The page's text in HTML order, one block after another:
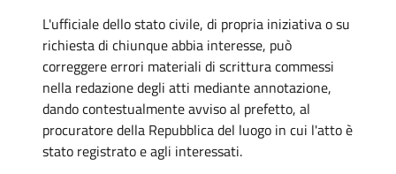
L'ufficiale dello stato civile, di propria iniziativa o su
richiesta di chiunque abbia interesse, può
correggere errori materiali di scrittura commessi
nella redazione degli atti mediante annotazione,
dando contestualmente avviso al prefetto, al
procuratore della Repubblica del luogo in cui l'atto è
stato registrato e agli interessati.